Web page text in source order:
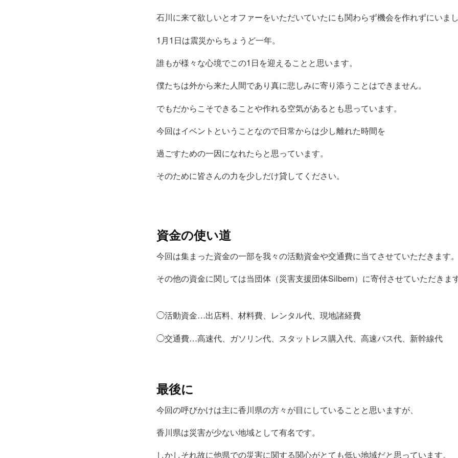
石川に来て欲しいとオファーをいただいていたにも関わらず機会を作れずにいま
1月1日は震災からちょうど一年。
誰もが様々な心境でこの1日を迎えることと思います。
僕たちは外から来た人間であり真に悲しみに寄り添うことはできません。
でもだからこそできることや作れる空気があるとも思っています。
今回はイベントということなので日常からは少し離れた時間を
過ごすための一因になれたらと思っています。
そのために皆さんの力を少しだけ貸してください。
資金の使い道
今回は集まった資金の一部を我々の活動資金や交通費に当てさせていただきます
その他の資金に関しては当団体（災害支援団体Silbern）に寄付させていただきま
◯活動資金…出店料、材料費、レンタル代、現地諸経費
◯交通費…高速代、ガソリン代、スタットレス購入代、高速バス代、新幹線代
最後に
今回の呼びかけは主に香川県の方々が目にしていることと思いますが、
香川県は災害が少ない地域として有名です。
しかしそれ故に他県での災害に関する関心がとても低い地域だと思っています。